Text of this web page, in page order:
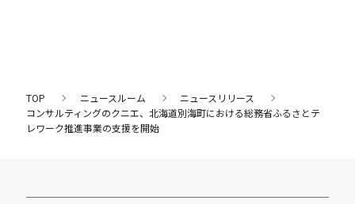
TOP ニュースルーム
ニュースリリース
コンサルティングのクニエ、北海道別海町における総務省ふるさとテ
レワーク推進事業の支援を開始